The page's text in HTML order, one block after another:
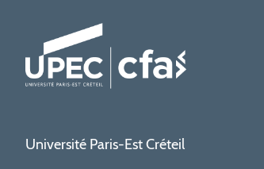
Université Paris-Est Créteil